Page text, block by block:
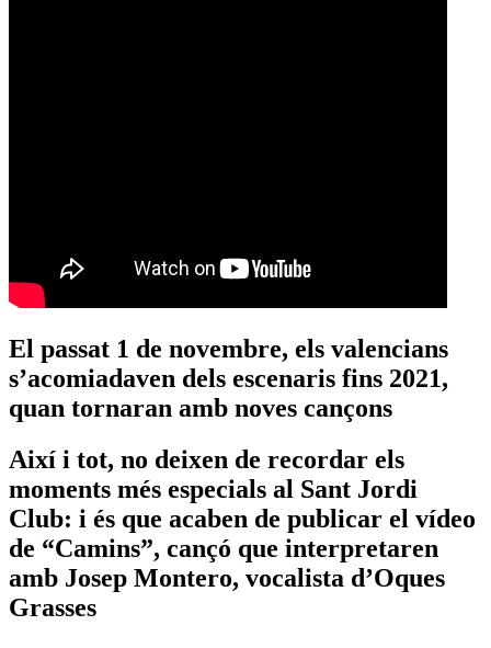
El passat 1 de novembre, els valencians
s’acomiadaven dels escenaris fins 2021,
quan tornaran amb noves cançons
Així i tot, no deixen de recordar els
moments més especials al Sant Jordi
Club: i és que acaben de publicar el vídeo
de “Camins”, cançó que interpretaren
amb Josep Montero, vocalista d’Oques
Grasses